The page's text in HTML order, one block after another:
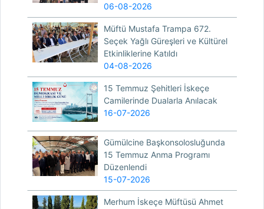
06-08-2026
Müftü Mustafa Trampa 672.
Seçek Yağlı Güreşleri ve Kültürel
Etkinliklerine Katıldı
04-08-2026
15 Temmuz Şehitleri İskeçe
Camilerinde Dualarla Anılacak
16-07-2026
Gümülcine Başkonsolosluğunda
15 Temmuz Anma Programı
Düzenlendi
15-07-2026
Merhum İskeçe Müftüsü Ahmet